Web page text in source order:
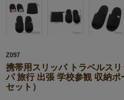
Z097
携帯用スリッパ トラベルス
パ 旅行 出張 学校参観 収納
セット）